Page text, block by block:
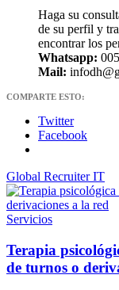
Haga su
de su perfil y
encontrar los
Whatsapp:
Mail:
COMPARTE ESTO:
Twitter
Facebook
Global Recruiter IT
Servicios
Terapia
de turnos o